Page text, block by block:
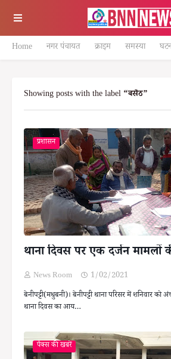
Home नगर पंचायत क्राइम समस्या
Showing posts with the label बसैठ
प्रशासन
थाना दिवस पर एक दर्जन मामलों
News Room
1/02/2021
बेनीपट्टी(मधुबनी)। बेनीपट्टी थाना परिसर में शनिवार को
थाना दिवस का आय…
पैक्स की खबरें